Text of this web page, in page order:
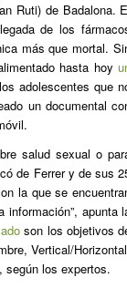
Ruti) de Badalona.
de los
más que mortal.
hasta hoy
adolescentes que
un documental
salud sexual o
de Ferrer y de sus
la que se
apunta
son los objetivos
Vertical/
según los expertos.